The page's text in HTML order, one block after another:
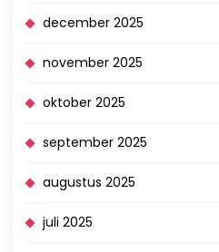
december 2025
november 2025
oktober 2025
september 2025
augustus 2025
juli 2025